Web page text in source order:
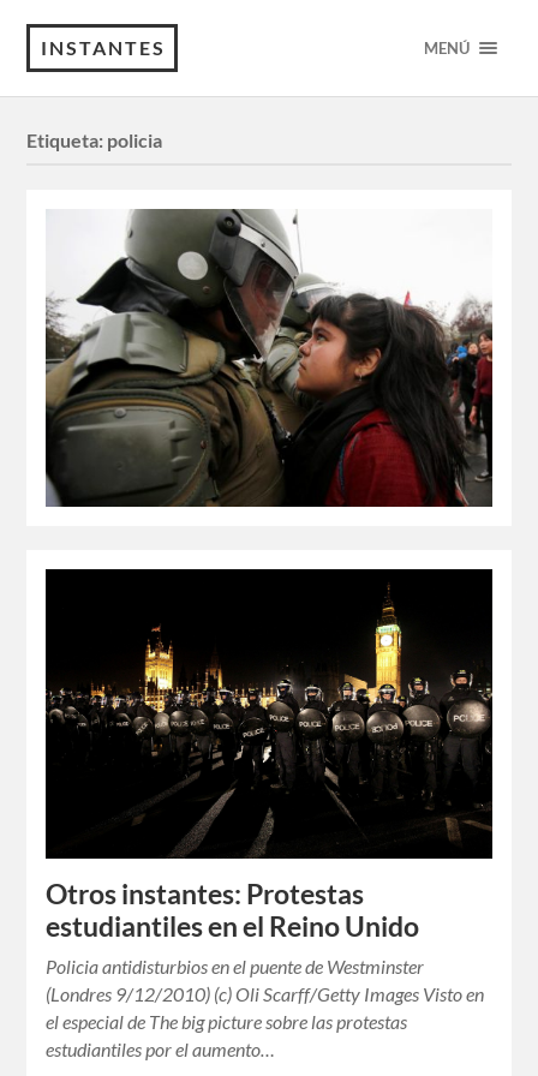
INSTANTES MENÚ
Etiqueta: policia
Otros instantes: Protestas
estudiantiles en el Reino Unido
Policia antidisturbios en el puente de Westminster
(Londres 9/12/2010) (c) Oli Scarff/Getty Images Visto en
el especial de The big picture sobre las protestas
estudiantiles por el aumento…